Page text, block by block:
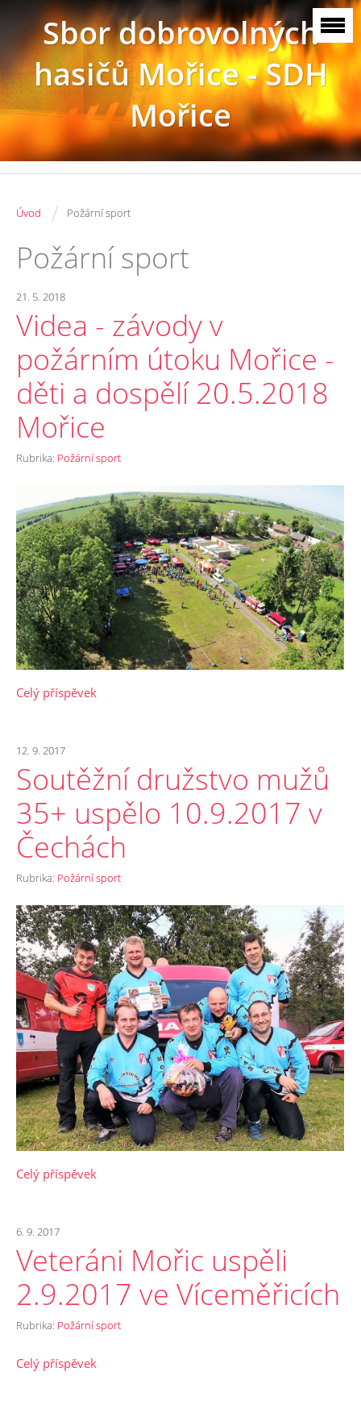
Sbor dobrovolných
hasičů Mořice - SDH
Mořice
Úvod / Požární sport
Požární sport
21. 5. 2018
Videa - závody v
požárním útoku Mořice -
děti a dospělí 20.5.2018
Mořice
Rubrika: Požární sport
Celý příspěvek
12. 9. 2017
Soutěžní družstvo mužů
35+ uspělo 10.9.2017 v
Čechách
Rubrika: Požární sport
Celý příspěvek
6. 9. 2017
Veteráni Mořic uspěli
2.9.2017 ve Víceměřicích
Rubrika: Požární sport
Celý příspěvek